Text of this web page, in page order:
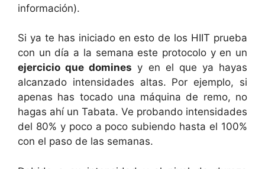
información).
Si ya te has iniciado en esto de los HIIT prueba
con un día a la semana este protocolo y en un
ejercicio que domines y en el que ya hayas
alcanzado intensidades altas. Por ejemplo, si
apenas has tocado una máquina de remo, no
hagas ahí un Tabata. Ve probando intensidades
del 80% y poco a poco subiendo hasta el 100%
con el paso de las semanas.